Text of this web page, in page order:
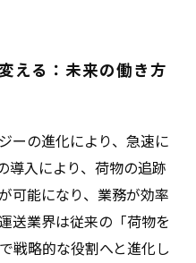
える：未来の働き方
ーの進化により、急速に
導入により、荷物の追跡
可能になり、業務が効率
送業界は従来の「荷物を
戦略的な役割へと進化し